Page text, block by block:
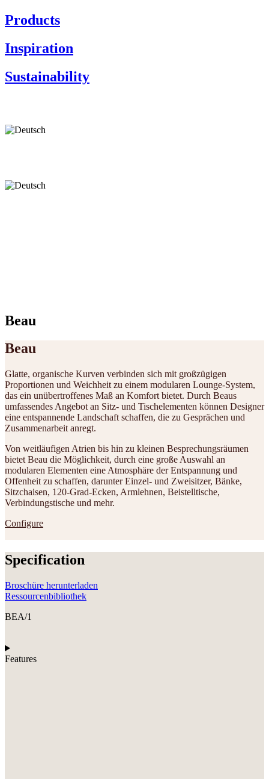
Products
Inspiration
Sustainability
Beau
Beau
Glatte, organische Kurven verbinden sich mit großzügigen
Proportionen und Weichheit zu einem modularen Lounge-System,
das ein unübertroffenes Maß an Komfort bietet. Durch Beaus
umfassendes Angebot an Sitz- und Tischelementen können Designer
eine entspannende Landschaft schaffen, die zu Gesprächen und
Zusammenarbeit anregt.
Von weitläufigen Atrien bis hin zu kleinen Besprechungsräumen
bietet Beau die Möglichkeit, durch eine große Auswahl an
modularen Elementen eine Atmosphäre der Entspannung und
Offenheit zu schaffen, darunter Einzel- und Zweisitzer, Bänke,
Sitzchaisen, 120-Grad-Ecken, Armlehnen, Beistelltische,
Verbindungstische und mehr.
Configure
Specification
Broschüre herunterladen
Ressourcenbibliothek
BEA/1
Features